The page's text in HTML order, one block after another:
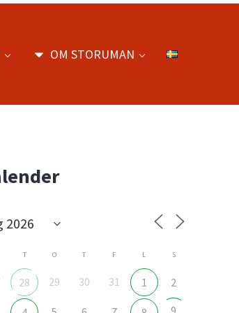
OM STORUMAN
T O T F L S
28 29 30 31 1 2
9